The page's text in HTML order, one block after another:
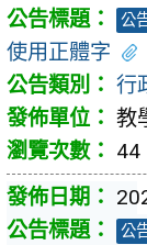
公
使用正體字
行
教
44
公